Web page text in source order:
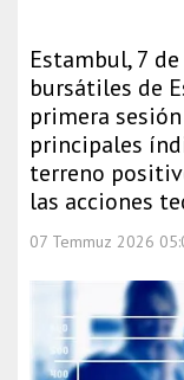
Estambul, 7
bursátiles de
primera
principales
terreno
las acciones
07 Temmuz 2026